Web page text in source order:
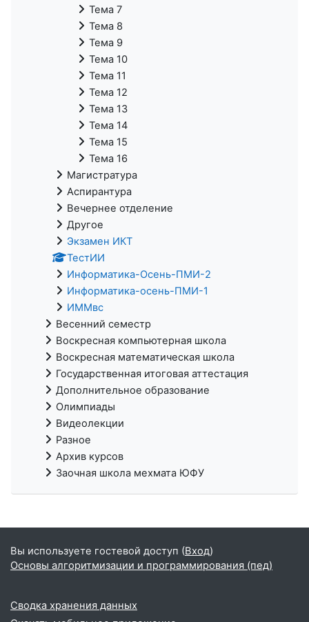
Тема 7
Тема 8
Тема 9
Тема 10
Тема 11
Тема 12
Тема 13
Тема 14
Тема 15
Тема 16
Магистратура
Аспирантура
Вечернее отделение
Другое
Экзамен ИКТ
ТестИИ
Информатика-Осень-ПМИ-2
Информатика-осень-ПМИ-1
ИММвс
Весенний семестр
Воскресная компьютерная школа
Воскресная математическая школа
Государственная итоговая аттестация
Дополнительное образование
Олимпиады
Видеолекции
Разное
Архив курсов
Заочная школа мехмата ЮФУ
Вы используете гостевой доступ (Вход)
Основы алгоритмизации и программирования (пед)
Сводка хранения данных